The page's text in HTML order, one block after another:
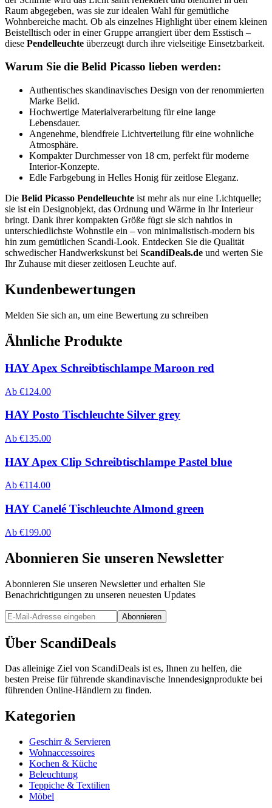
Raum abgegeben, was sie zur idealen Wahl für gemütliche
Wohnbereiche macht. Ob als einzelnes Highlight über einem kleinen
Beistelltisch oder in einer Gruppe arrangiert über dem Esstisch –
diese Pendelleuchte überzeugt durch ihre vielseitige Einsetzbarkeit.
Warum Sie die Belid Picasso lieben werden:
Authentisches skandinavisches Design von der renommierten
Marke Belid.
Hochwertige Materialverarbeitung für eine lange
Lebensdauer.
Angenehme, blendfreie Lichtverteilung für eine wohnliche
Atmosphäre.
Kompakter Durchmesser von 18 cm, perfekt für moderne
Interior-Konzepte.
Edle Farbgebung in Helles Honig für zeitlose Eleganz.
Die Belid Picasso Pendelleuchte ist mehr als nur eine Lichtquelle;
sie ist ein Designobjekt, das Ordnung und Wärme in Ihr Interieur
bringt. Dank ihrer kompakten Größe fügt sie sich nahtlos in
unterschiedlichste Wohnstile ein – von minimalistisch-modern bis
hin zum gemütlichen Scandi-Look. Entdecken Sie die Qualität
schwedischer Handwerkskunst bei ScandiDeals.de und werten Sie
Ihr Zuhause mit dieser zeitlosen Leuchte auf.
Kundenbewertungen
Melden Sie sich an, um eine Bewertung zu schreiben
Ähnliche Produkte
HAY Apex Schreibtischlampe Maroon red
Ab €124.00
HAY Posto Tischleuchte Silver grey
Ab €135.00
HAY Apex Clip Schreibtischlampe Pastel blue
Ab €114.00
HAY Canelé Tischleuchte Almond green
Ab €199.00
Abonnieren Sie unseren Newsletter
Abonnieren Sie unseren Newsletter und erhalten Sie
Benachrichtigungen zu unseren neuesten Updates
Abonnieren
Über ScandiDeals
Das alleinige Ziel von ScandiDeals ist es, Ihnen zu helfen, die
besten Preise für führende skandinavische Innendesignprodukte bei
führenden Online-Händlern zu finden.
Kategorien
Geschirr & Servieren
Wohnaccessoires
Kochen & Küche
Beleuchtung
Teppiche & Textilien
Möbel